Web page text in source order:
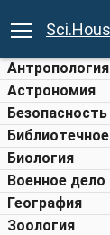
Антропология
Астрономия
Биология
Военное дело
География
Зоология